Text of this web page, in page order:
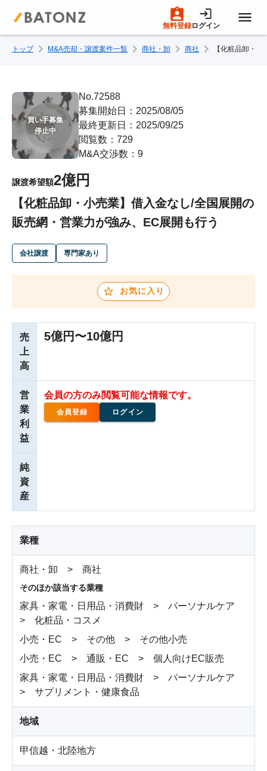
無料登録ログイン
トップページ
M&A案件一覧
売りたい方へ
買いたい方へ
成約事例
M&A専門家の方へ
トップ M&A売却・譲渡案件一覧 商社・卸 商社 【化粧品卸・
買い手募集
停止中
No.72588
募集開始日：2025/08/05
最終更新日：2025/09/25
閲覧数：729
M&A交渉数：9
譲渡希望額2億円
【化粧品卸・小売業】借入金なし/全国展開の
販売網・営業力が強み、EC展開も行う
会社譲渡 専門家あり
お気に入り
売
上
高
5億円〜10億円
営
業
利
益
会員の方のみ閲覧可能な情報です。
会員登録 ログイン
純
資
産
業種
商社・卸 > 商社
そのほか該当する業種
家具・家電・日用品・消費財 > パーソナルケア
> 化粧品・コスメ
小売・EC > その他 > その他小売
小売・EC > 通販・EC > 個人向けEC販売
家具・家電・日用品・消費財 > パーソナルケア
> サプリメント・健康食品
地域
甲信越・北陸地方